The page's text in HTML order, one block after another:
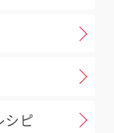
シピ